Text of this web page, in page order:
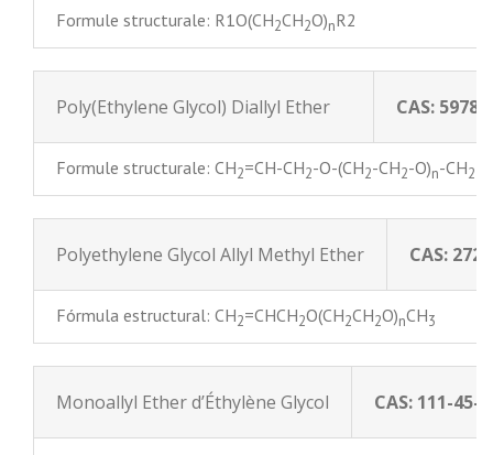
Formule structurale: R1O(CH2CH2O)nR2
Poly(Ethylene Glycol) Diallyl Ether CAS:
Formule structurale: CH2=CH-CH2-O-(CH2-CH2-O)n-CH2
Polyethylene Glycol Allyl Methyl Ether CAS:
Fórmula estructural: CH2=CHCH2O(CH2CH2O)nCH3
Monoallyl Ether d’Éthylène Glycol CAS: 111-45-5